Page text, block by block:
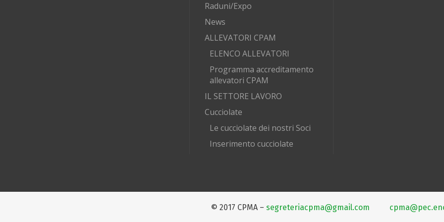
Raduni/Expo
News
ALLEVATORI CPAM
ELENCO ALLEVATORI
Programma accreditamento
allevatori CPAM
IL SETTORE LAVORO
Cucciolate
Le cucciolate dei nostri Soci
Inserimento cucciolate
© 2017 CPMA – segreteriacpma@gmail.com